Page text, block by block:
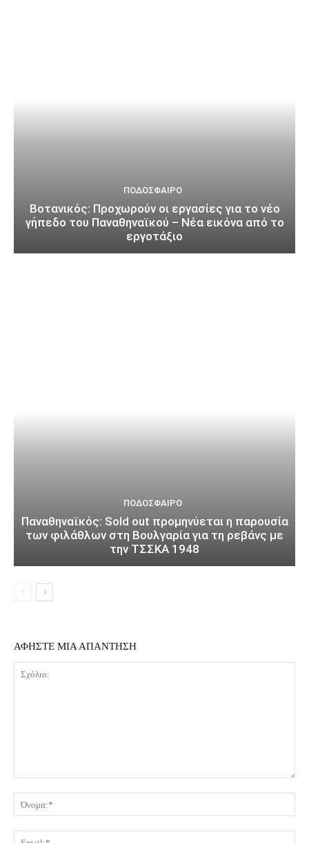
ΠΟΔΌΣΦΑΙΡΟ
Βοτανικός: Προχωρούν οι εργασίες για το νέο
γήπεδο του Παναθηναϊκού – Νέα εικόνα από το
εργοτάξιο
ΠΟΔΌΣΦΑΙΡΟ
Παναθηναϊκός: Sold out προμηνύεται η παρουσία
των φιλάθλων στη Βουλγαρία για τη ρεβάνς με
την ΤΣΣΚΑ 1948
ΑΦΗΣΤΕ ΜΙΑ ΑΠΑΝΤΗΣΗ